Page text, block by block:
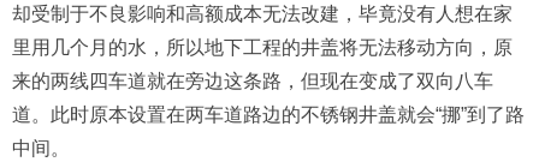
却受制于不良影响和高额成本无法改建，毕竟没有人想在家
里用几个月的水，所以地下工程的井盖将无法移动方向，原
来的两线四车道就在旁边这条路，但现在变成了双向八车
道。此时原本设置在两车道路边的不锈钢井盖就会“挪”到了路
中间。